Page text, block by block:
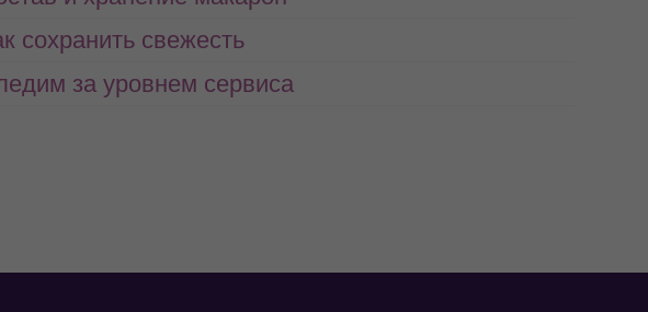
сохранить свежесть
за уровнем сервиса